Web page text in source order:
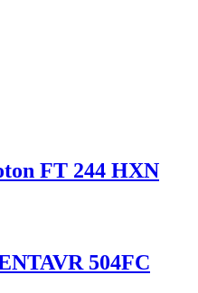
FT 244 HXN
504FС